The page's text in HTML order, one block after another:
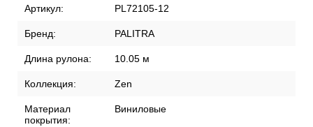
Артикул: PL72105-12
Бренд: PALITRA
Длина рулона: 10.05 м
Коллекция: Zen
Материал
покрытия:
Виниловые